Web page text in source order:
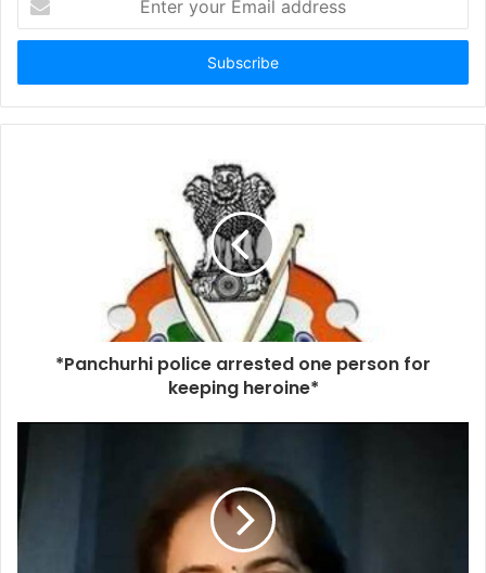
your
Email
*Panchurhi police arrested one person for
keeping heroine*